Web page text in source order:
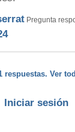
Pregunta
respuestas. Ver
Iniciar sesión